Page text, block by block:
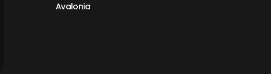
Avalonia